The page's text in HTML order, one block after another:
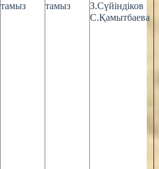
тамыз тамыз
З.Сүйіндіков
С.Қамытбаева